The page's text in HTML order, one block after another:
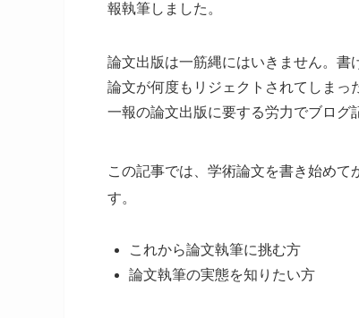
報執筆しました。
論文出版は一筋縄にはいきません。書
論文が何度もリジェクトされてしまっ
一報の論文出版に要する労力でブログ
この記事では、学術論文を書き始めて
す。
これから論文執筆に挑む方
論文執筆の実態を知りたい方